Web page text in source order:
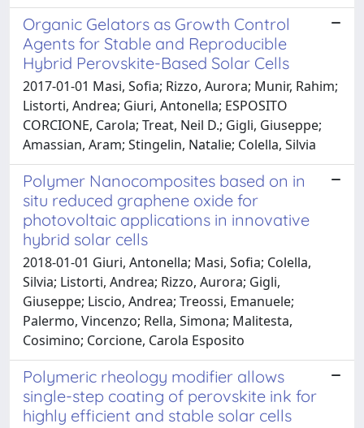
Organic Gelators as Growth Control
Agents for Stable and Reproducible
Hybrid Perovskite-Based Solar Cells
2017-01-01 Masi, Sofia; Rizzo, Aurora; Munir, Rahim;
Listorti, Andrea; Giuri, Antonella; ESPOSITO
CORCIONE, Carola; Treat, Neil D.; Gigli, Giuseppe;
Amassian, Aram; Stingelin, Natalie; Colella, Silvia
Polymer Nanocomposites based on in
situ reduced graphene oxide for
photovoltaic applications in innovative
hybrid solar cells
2018-01-01 Giuri, Antonella; Masi, Sofia; Colella,
Silvia; Listorti, Andrea; Rizzo, Aurora; Gigli,
Giuseppe; Liscio, Andrea; Treossi, Emanuele;
Palermo, Vincenzo; Rella, Simona; Malitesta,
Cosimino; Corcione, Carola Esposito
Polymeric rheology modifier allows
single-step coating of perovskite ink for
highly efficient and stable solar cells